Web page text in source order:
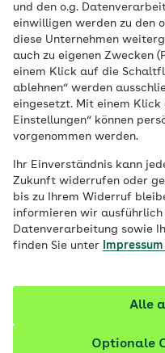
und den o.g.
einwilligen werden zu den
diese Unternehmen
auch zu eigenen Zwecken
einem Klick auf die
ablehnen“ werden
eingesetzt. Mit einem
Einstellungen“ können
vorgenommen werden.
Ihr Einverständnis kann
Zukunft widerrufen oder
bis zu Ihrem Widerruf
informieren wir
Datenverarbeitung sowie
finden Sie unter
Impressum
Optionale
Alle
Veröffentlicht am:
14.11.2025 7 Minuten
Für viele
der wichtigste
Pflege. Das kann
Andererseits kann
die Pflege
gut unterstützt
Fachlich geprüft